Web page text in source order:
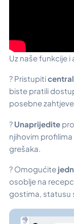
Uz naše funkcije
? Pristupiti
biste pratili
posebne
? Unaprijedite
njihovim
grešaka.
? Omogućite
osoblje na
gostima, statusu